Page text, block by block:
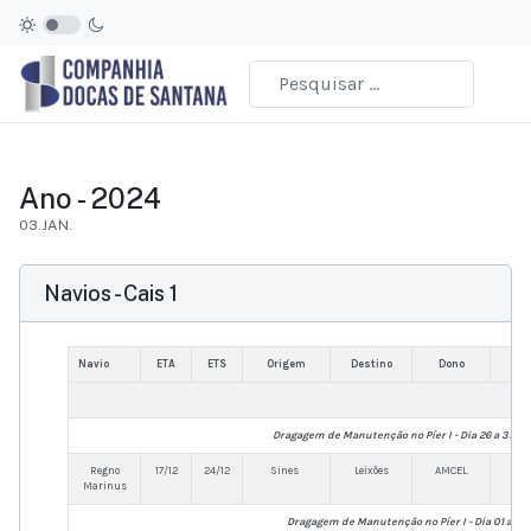
Ano - 2024
03.JAN.
Navios - Cais 1
Navio ETA ETS Origem Destino Dono
Dragagem de Manutenção no Píer I - Dia 26 a 31
Regno
Marinus
17/12 24/12 Sines Leixões AMCEL
Dragagem de Manutenção no Píer I - Dia 01 a 17